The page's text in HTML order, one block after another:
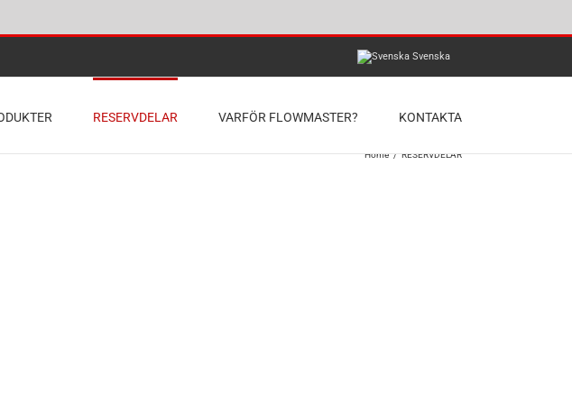
Svenska
RESERVDELAR VARFÖR FLOWMASTER? KONTAKTA
Home / RESERVDELAR